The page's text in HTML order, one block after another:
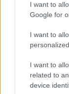
I want to
Google for
I want to
I want to
related to
device
Friss ábrán
termelnek
HÍREK
Jövő héten